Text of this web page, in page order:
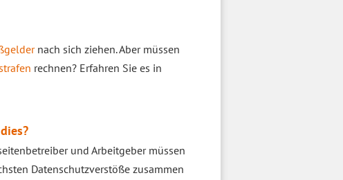
nach sich ziehen. Aber müssen
rechnen? Erfahren Sie es in
und Arbeitgeber müssen
Datenschutzverstöße zusammen